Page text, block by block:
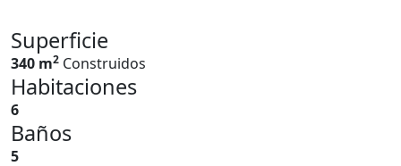
Superficie
340 m2 Construidos
Habitaciones
6
Baños
5